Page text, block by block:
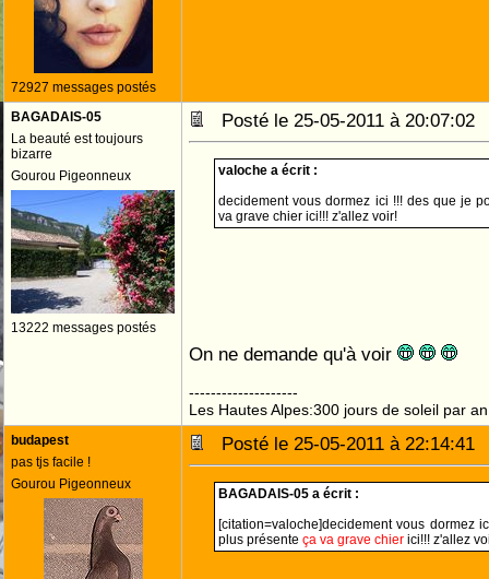
72927 messages postés
BAGADAIS-05
La beauté est toujours
bizarre
Gourou Pigeonneux
13222 messages postés
Posté le 25-05-2011 à
valoche a écrit :
decidement vous dormez ici !!! des que je
va grave chier ici!!! z'allez voir!
On ne demande qu'à voir
--------------------
Les Hautes Alpes:300 jours de soleil par an
budapest
pas tjs facile !
Gourou Pigeonneux
Posté le 25-05-2011 à
BAGADAIS-05 a écrit :
[citation=valoche]decidement vous dormez
plus présente ça va grave chier ici!!! z'allez